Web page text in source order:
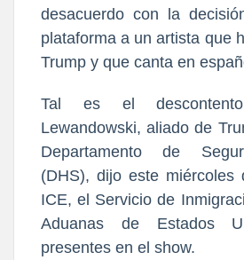
desacuerdo con la
plataforma a un artista que
Trump y que canta en
Tal es el
Lewandowski, aliado de
Departamento de
(DHS), dijo este miércoles
ICE, el Servicio de
Aduanas de Estados
presentes en el show.